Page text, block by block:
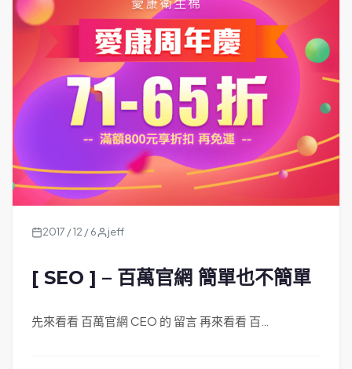
2017 / 12 / 6 jeff
[ SEO ] – 百萬官網 簡單也不簡單
先來看看 百萬官網 CEO 的 留言 再來看看 百…